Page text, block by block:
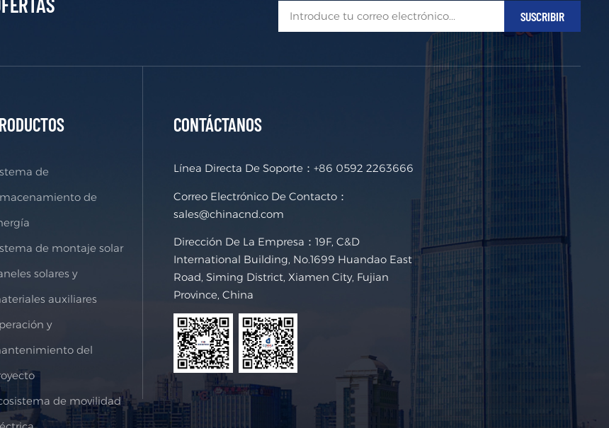
de
de
de montaje solar
solares y
auxiliares
y
del
de movilidad
CONTÁCTANOS
Línea Directa De Soporte：+86 0592 2263666
Correo Electrónico De Contacto：
sales@chinacnd.com
Dirección De La Empresa：19F, C&D
International Building, No.1699 Huandao East
Road, Siming District, Xiamen City, Fujian
Province, China